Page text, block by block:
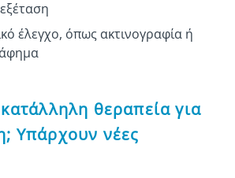
έλεγχο, όπως ακτινογραφία ή
θεραπεία για
Υπάρχουν νέες